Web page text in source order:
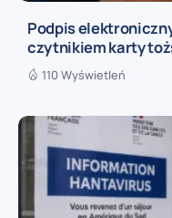
Podpis
czytnikiem karty
110 Wyświetleń